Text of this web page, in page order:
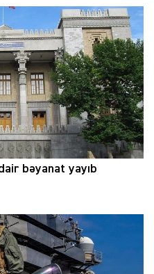
bəyanat yayıb